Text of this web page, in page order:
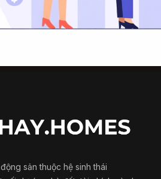
sản thuộc hệ sinh thái